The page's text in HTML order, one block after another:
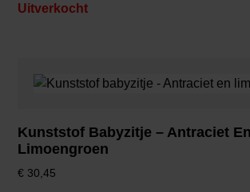
Uitverkocht
Kunststof Babyzitje – Antraciet En
Limoengroen
€ 30,45